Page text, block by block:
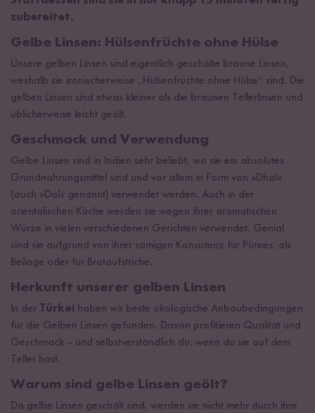
zubereitet.
Gelbe Linsen: Hülsenfrüchte ohne Hülse
Unsere gelben Linsen sind eigentlich geschälte braune Linsen,
weshalb sie ironischerweise „Hülsenfrüchte ohne Hülse“ sind. Die
gelben Linsen sind etwas kleiner als die braunen Tellerlinsen und
üblicherweise leicht geölt.
Geschmack und Verwendung
Gelbe Linsen sind in Indien sehr beliebt, wo sie ein absolutes
Grundnahrungsmittel sind und vor allem in Form von »Dhal«
(auch »Dal« genannt) verwendet werden. Auch in der
orientalischen Küche werden sie wegen ihrer aromatischen
Würze in vielen verschiedenen Gerichten verwendet. Genial
sind sie aufgrund von ihrer sämigen Konsistenz für Pürees, als
Beilage oder für Brotaufstriche.
Herkunft unserer gelben Linsen
In der Türkei haben wir beste ökologische Anbaubedingungen
für die Gelben Linsen gefunden. Davon profitieren Qualität und
Geschmack – und selbstverständlich du, wenn du sie auf dem
Teller hast.
Warum sind gelbe Linsen geölt?
Da gelbe Linsen geschält sind, werden sie nicht mehr durch ihre